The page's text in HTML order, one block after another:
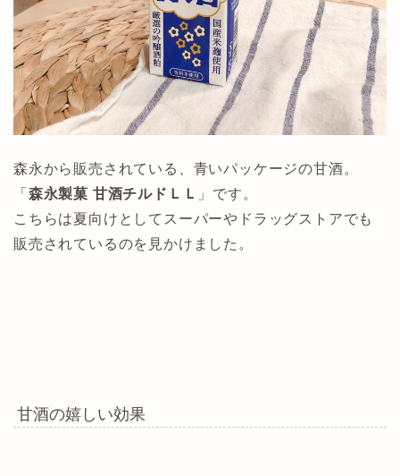
森永から販売されている、青いパッケージの甘酒。
「 森永製菓 甘酒チルドＬＬ 」です。
こちらは夏向けとしてスーパーやドラッグストアでも
販売されているのを見かけました。
甘酒の嬉しい効果